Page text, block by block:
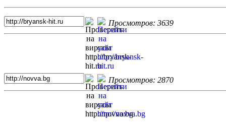
Просмотров: 3639
Просмотров: 2870